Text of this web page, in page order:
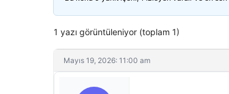
1 yazı görüntüleniyor (toplam 1)
Mayıs 19, 2026: 11:00 am